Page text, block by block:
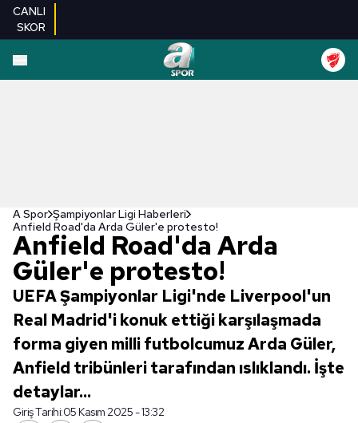
CANLI
SKOR
A Spor Şampiyonlar Ligi Haberleri
Anfield Road'da Arda Güler'e protesto!
Anfield Road'da Arda
Güler'e protesto!
UEFA Şampiyonlar Ligi'nde Liverpool'un
Real Madrid'i konuk ettiği karşılaşmada
forma giyen milli futbolcumuz Arda Güler,
Anfield tribünleri tarafından ıslıklandı. İşte
detaylar...
Giriş Tarihi:05 Kasım 2025 - 13:32